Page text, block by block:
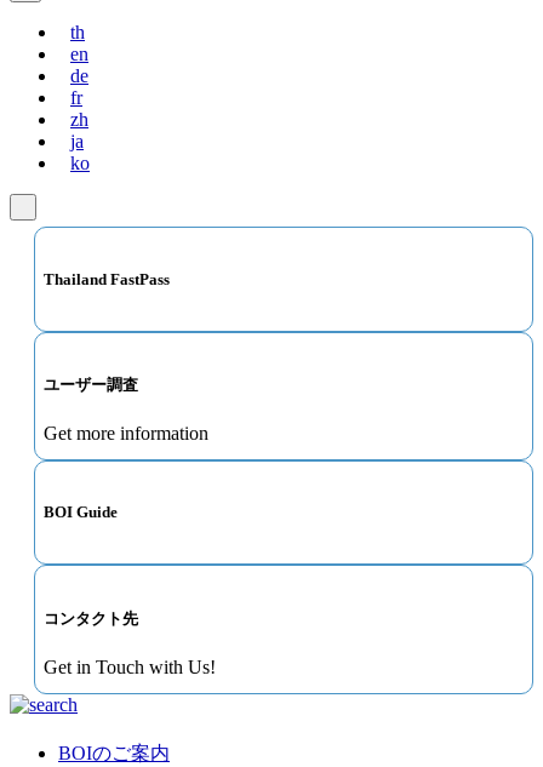
th
en
de
fr
zh
ja
ko
Thailand FastPass
ユーザー調査
Get more information
BOI Guide
コンタクト先
Get in Touch with Us!
BOIのご案内